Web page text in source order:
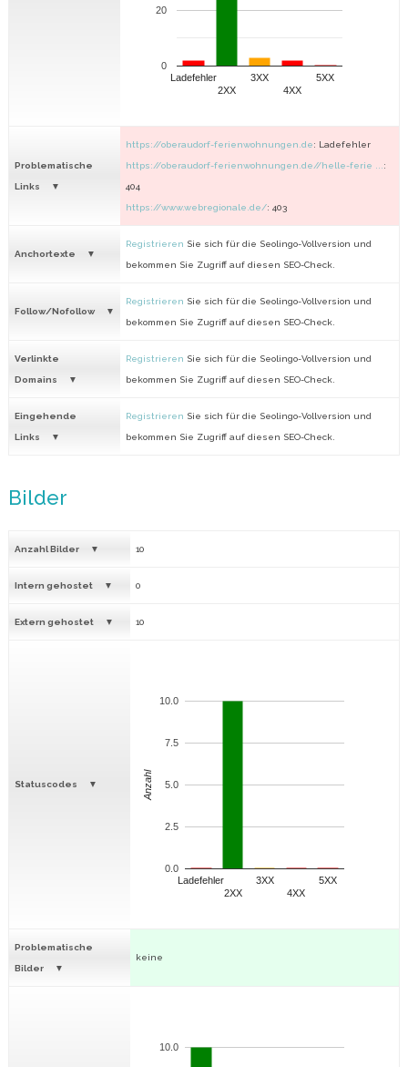
Ladefehler
2XX
3XX
4XX
5XX
0
20
Problematische
Links
https://oberaudorf-ferienwohnungen.de: Ladefehler
https://oberaudorf-ferienwohnungen.de//helle-ferie ... :
404
https://www.webregionale.de/: 403
Anchortexte
Registrieren Sie sich für die Seolingo-Vollversion und
bekommen Sie Zugriff auf diesen SEO-Check.
Follow/Nofollow
Registrieren Sie sich für die Seolingo-Vollversion und
bekommen Sie Zugriff auf diesen SEO-Check.
Verlinkte
Domains
Registrieren Sie sich für die Seolingo-Vollversion und
bekommen Sie Zugriff auf diesen SEO-Check.
Eingehende
Links
Registrieren Sie sich für die Seolingo-Vollversion und
bekommen Sie Zugriff auf diesen SEO-Check.
Bilder
Anzahl Bilder 10
Intern gehostet 0
Extern gehostet 10
Statuscodes
Ladefehler
2XX
3XX
4XX
5XX
0.0
2.5
5.0
7.5
10.0
Anzahl
Problematische
Bilder
keine
10.0